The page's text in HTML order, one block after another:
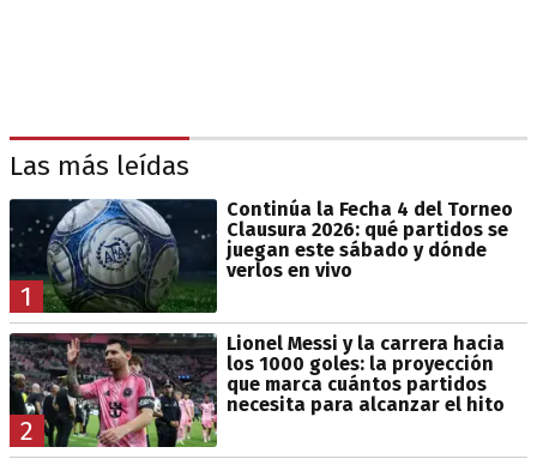
Las más leídas
1
Continúa la Fecha 4 del Torneo
Clausura 2026: qué partidos se
juegan este sábado y dónde
verlos en vivo
2
Lionel Messi y la carrera hacia
los 1000 goles: la proyección
que marca cuántos partidos
necesita para alcanzar el hito